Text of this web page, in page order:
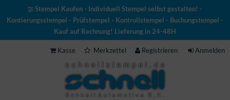
Stempel Kaufen - Individuell Stempel selbst gestalten! -
Kontierungsstempel - Prüfstempel - Kontrollstempel - Buchungstempel -
Kauf auf Rechnung! Lieferung in 24-48H
Kasse Merkzettel Registrieren Anmelden